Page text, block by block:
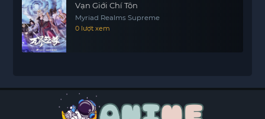
Vạn Giới Chí Tôn
Myriad Realms Supreme
0 lượt xem